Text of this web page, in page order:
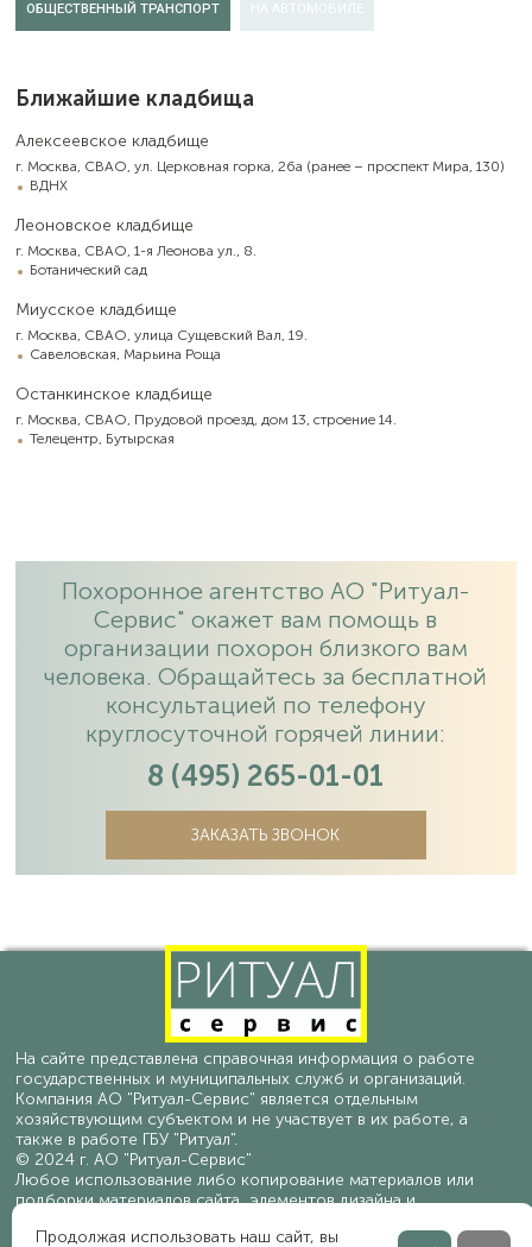
ОБЩЕСТВЕННЫЙ ТРАНСПОРТ НА АВТОМОБИЛЕ
Ближайшие кладбища
Алексеевское кладбище
г. Москва, СВАО, ул. Церковная горка, 26а (ранее – проспект Мира, 130)
ВДНХ
Леоновское кладбище
г. Москва, СВАО, 1-я Леонова ул., 8.
Ботанический сад
Миусское кладбище
г. Москва, СВАО, улица Сущевский Вал, 19.
Савеловская, Марьина Роща
Останкинское кладбище
г. Москва, СВАО, Прудовой проезд, дом 13, строение 14.
Телецентр, Бутырская
Похоронное агентство АО "Ритуал-
Сервис" окажет вам помощь в
организации похорон близкого вам
человека. Обращайтесь за бесплатной
консультацией по телефону
круглосуточной горячей линии:
8 (495) 265-01-01
ЗАКАЗАТЬ ЗВОНОК
Продолжая использовать наш сайт, вы
На сайте представлена справочная информация о работе
государственных и муниципальных служб и организаций.
Компания АО "Ритуал-Сервис" является отдельным
хозяйствующим субъектом и не участвует в их работе, а
также в работе ГБУ "Ритуал".
© 2024 г. АО "Ритуал-Сервис"
Любое использование либо копирование материалов или
подборки материалов сайта, элементов дизайна и
правообладателя и только со ссылкой на источник.